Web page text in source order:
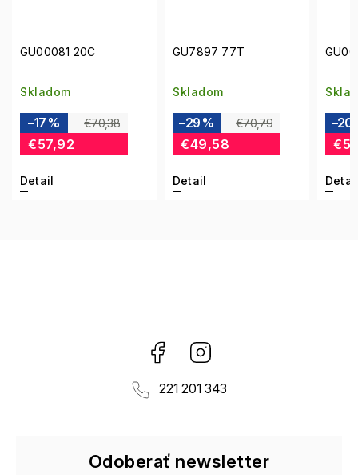
GU00081 20C
Skladom
€70,38
–17 %
€57,92
Detail
GU7897 77T
Skladom
€70,79
–29 %
€49,58
Detail
–20
Facebook
221 201 343
Odoberať newsletter